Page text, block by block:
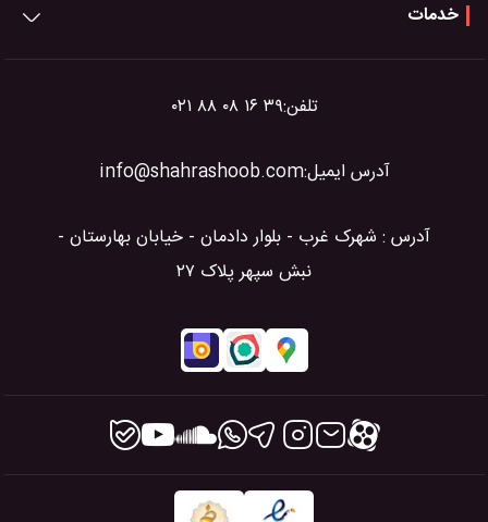
تلفن:۰۲۱ ۸۸ ۰۸ ۱۶ ۳۹
آدرس ایمیل:info@shahrashoob.com
آدرس : شهرک غرب - بلوار دادمان - خیابان بهارستان -
نبش سپهر پلاک ۲۷
خدمات